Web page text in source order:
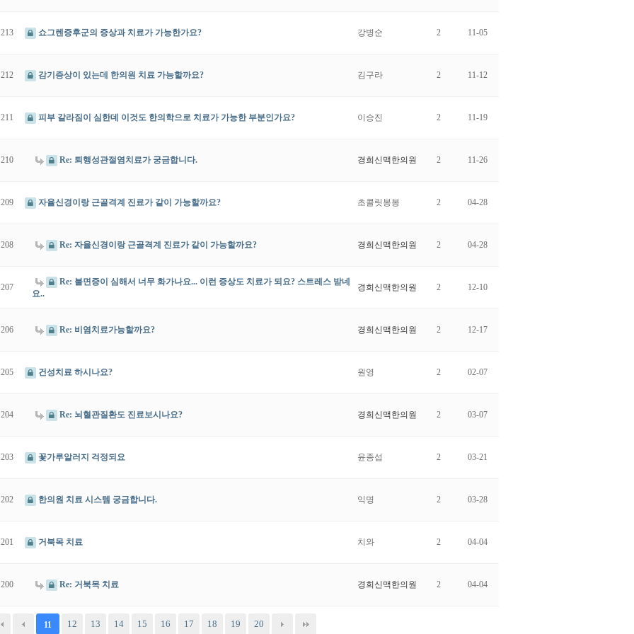
213 쇼그렌증후군의 증상과 치료가 가능한가요? 강병순 2 11-05
212 감기증상이 있는데 한의원 치료 가능할까요? 김구라 2 11-12
211 피부 갈라짐이 심한데 이것도 한의학으로 치료가 가능한 부분인가요? 이승진 2 11-19
210 Re: 퇴행성관절염치료가 궁금합니다. 경희신맥한의원 2 11-26
209 자율신경이랑 근골격계 진료가 같이 가능할까요? 초콜릿봉봉 2 04-28
208 Re: 자율신경이랑 근골격계 진료가 같이 가능할까요? 경희신맥한의원 2 04-28
207
Re: 불면증이 심해서 너무 화가나요... 이런 증상도 치료가 되요? 스트레스 받네
요..
경희신맥한의원 2 12-10
206 Re: 비염치료가능할까요? 경희신맥한의원 2 12-17
205 건성치료 하시나요? 원영 2 02-07
204 Re: 뇌혈관질환도 진료보시나요? 경희신맥한의원 2 03-07
203 꽃가루알러지 걱정되요 윤종섭 2 03-21
202 한의원 치료 시스템 궁금합니다. 익명 2 03-28
201 거북목 치료 치와 2 04-04
200 Re: 거북목 치료 경희신맥한의원 2 04-04
11 12 13 14 15 16 17 18 19 20